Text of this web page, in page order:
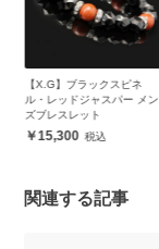
【X.G】ブラックスピネ
ル・レッドジャスパー メン
ズブレスレット
15,300
関連する記事